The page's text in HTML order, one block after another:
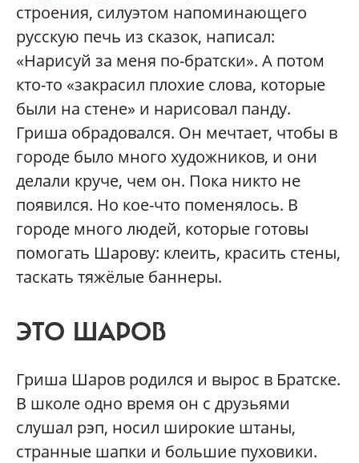
строения, силуэтом напоминающего
русскую печь из сказок, написал:
«Нарисуй за меня по-братски». А потом
кто-то «закрасил плохие слова, которые
были на стене» и нарисовал панду.
Гриша обрадовался. Он мечтает, чтобы в
городе было много художников, и они
делали круче, чем он. Пока никто не
появился. Но кое-что поменялось. В
городе много людей, которые готовы
помогать Шарову: клеить, красить стены,
таскать тяжёлые баннеры.
ЭТО ШАРОВ
Гриша Шаров родился и вырос в Братске.
В школе одно время он с друзьями
слушал рэп, носил широкие штаны,
странные шапки и большие пуховики.